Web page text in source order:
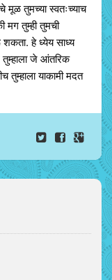
मूळ तुमच्या स्वतःच्याच
मग तुम्ही तुमची
हे ध्येय साध्य
तुम्हाला जे आंतरिक
तुम्हाला याकामी मदत